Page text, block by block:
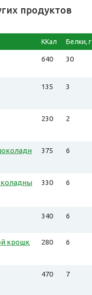
продуктов
ККал Белки, г
640 30
135 3
230 2
375 6
330 6
340 6
крошк
280 6
470 7